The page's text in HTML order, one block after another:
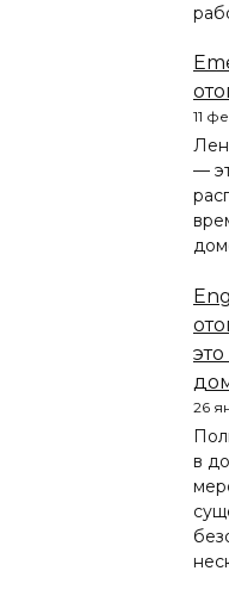
11
—
26
в